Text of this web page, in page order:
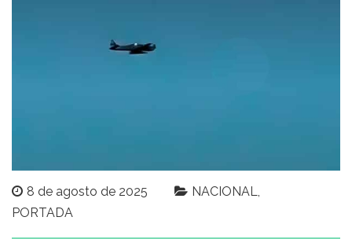
8 de agosto de 2025
NACIONAL
PORTADA